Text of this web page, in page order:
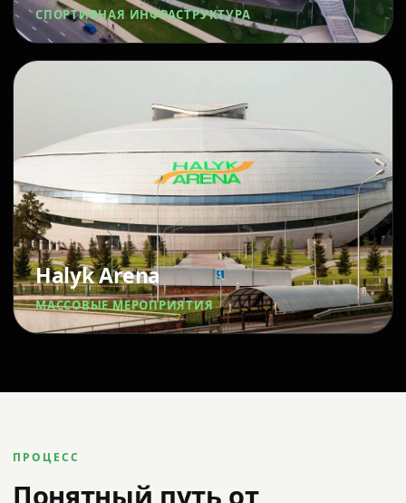
СПОРТИВНАЯ ИНФРАСТРУКТУРА
Halyk Arena
МАССОВЫЕ МЕРОПРИЯТИЯ
ПРОЦЕСС
Понятный путь от